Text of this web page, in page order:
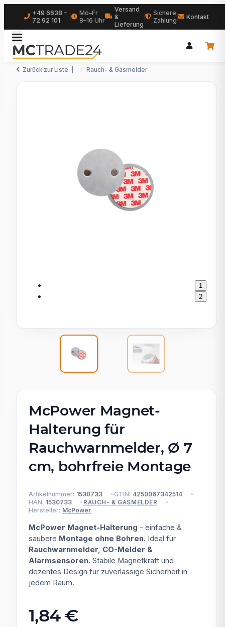
+49 6638 –
72 92 101
Mo–Fr
8–16 Uhr
Versand
&
Lieferung
Sichere
Zahlung
Kontakt
Zurück zur Liste Rauch- & Gasmelder
1
2
McPower Magnet-
Halterung für
Rauchwarnmelder, Ø 7
cm, bohrfreie Montage
Artikelnummer: 1530733 GTIN: 4250967342514
HAN: 1530733 RAUCH- & GASMELDER
Hersteller: McPower
McPower Magnet-Halterung – einfache &
saubere Montage ohne Bohren. Ideal für
Rauchwarnmelder, CO-Melder &
Alarmsensoren. Stabile Magnetkraft und
dezentes Design für zuverlässige Sicherheit in
jedem Raum.
1,84 €